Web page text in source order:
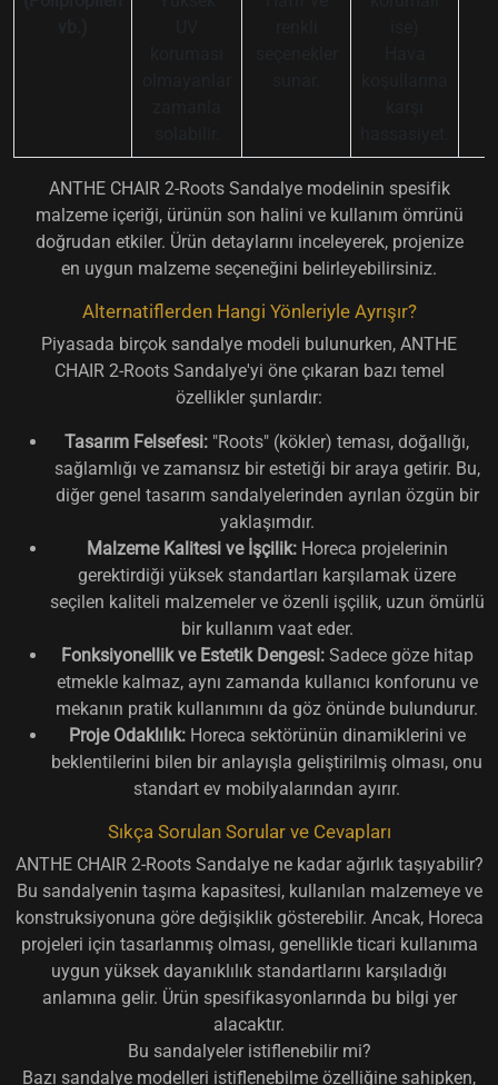
ANTHE CHAIR 2-Roots Sandalye modelinin spesifik
malzeme içeriği, ürünün son halini ve kullanım ömrünü
doğrudan etkiler. Ürün detaylarını inceleyerek, projenize
en uygun malzeme seçeneğini belirleyebilirsiniz.
Alternatiflerden Hangi Yönleriyle Ayrışır?
Piyasada birçok sandalye modeli bulunurken, ANTHE
CHAIR 2-Roots Sandalye'yi öne çıkaran bazı temel
özellikler şunlardır:
Tasarım Felsefesi: "Roots" (kökler) teması, doğallığı,
sağlamlığı ve zamansız bir estetiği bir araya getirir. Bu,
diğer genel tasarım sandalyelerinden ayrılan özgün bir
yaklaşımdır.
Malzeme Kalitesi ve İşçilik:Horeca projelerinin
gerektirdiği yüksek standartları karşılamak üzere
seçilen kaliteli malzemeler ve özenli işçilik, uzun ömürlü
bir kullanım vaat eder.
Fonksiyonellik ve Estetik Dengesi:Sadece göze hitap
etmekle kalmaz, aynı zamanda kullanıcı konforunu ve
mekanın pratik kullanımını da göz önünde bulundurur.
Proje Odaklılık:Horeca sektörünün dinamiklerini ve
beklentilerini bilen bir anlayışla geliştirilmiş olması, onu
standart ev mobilyalarından ayırır.
Sıkça Sorulan Sorular ve Cevapları
ANTHE CHAIR 2-Roots Sandalye ne kadar ağırlık taşıyabilir?
Bu sandalyenin taşıma kapasitesi, kullanılan malzemeye ve
konstruksiyonuna göre değişiklik gösterebilir. Ancak, Horeca
projeleri için tasarlanmış olması, genellikle ticari kullanıma
uygun yüksek dayanıklılık standartlarını karşıladığı
anlamına gelir. Ürün spesifikasyonlarında bu bilgi yer
alacaktır.
Bu sandalyeler istiflenebilir mi?
Bazı sandalye modelleri istiflenebilme özelliğine sahipken,